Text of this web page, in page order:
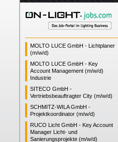
MOLTO LUCE GmbH - Lichtplaner
(m/w/d)
MOLTO LUCE GmbH - Key
Account Management (m/w/d)
Industrie
SITECO GmbH -
Vertriebsbeauftragter City (m/w/d)
SCHMITZ-WILA GmbH -
Projektkoordinator (m/w/d)
RUCO Licht GmbH - Key Account
Manager Licht- und
Sanierungsprojekte (m/w/d)